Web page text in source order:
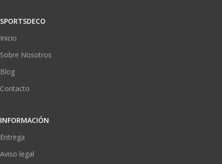
SPORTSDECO
Inicio
Sobre Nosotros
Blog
Contacto
INFORMACIÓN
Entrega
Aviso legal